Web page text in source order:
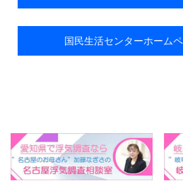
国民生活センターホーム